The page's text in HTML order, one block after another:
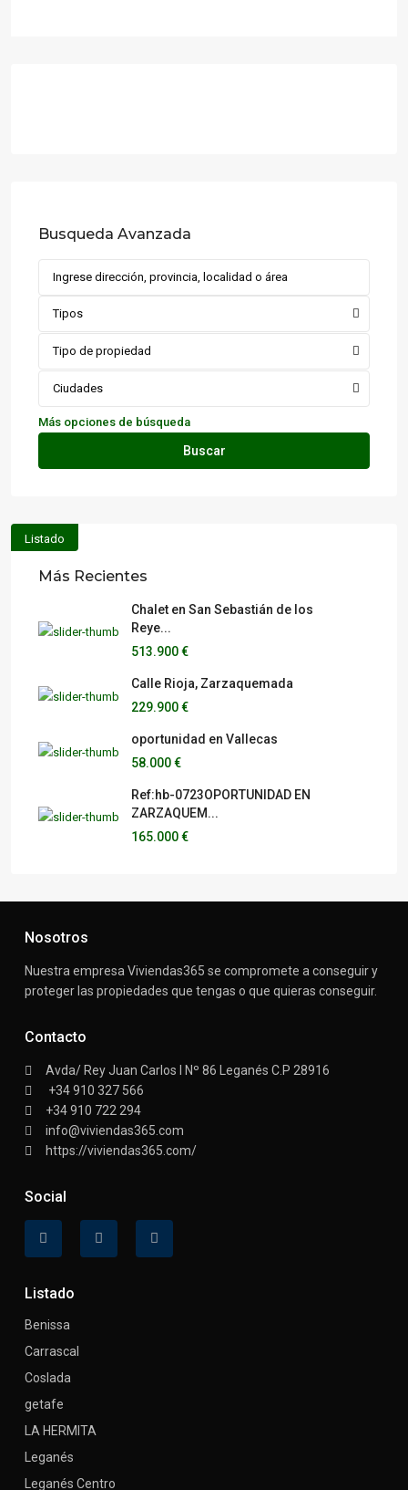
Busqueda Avanzada
Tipos
Tipo de propiedad
Ciudades
Más opciones de búsqueda
Buscar
Listado
Más Recientes
Chalet en San Sebastián de los
Reye...
513.900 €
Calle Rioja, Zarzaquemada
229.900 €
oportunidad en Vallecas
58.000 €
Ref:hb-0723OPORTUNIDAD EN
ZARZAQUEM...
165.000 €
Nosotros
Nuestra empresa Viviendas365 se compromete a conseguir y
proteger las propiedades que tengas o que quieras conseguir.
Contacto
Avda/ Rey Juan Carlos I Nº 86 Leganés C.P 28916
+34 910 327 566
+34 910 722 294
info@viviendas365.com
https://viviendas365.com/
Social
Listado
Benissa
Carrascal
Coslada
getafe
LA HERMITA
Leganés
Leganés Centro